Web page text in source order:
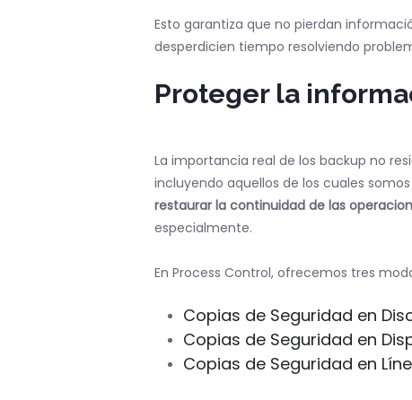
Esto garantiza que no pierdan
desperdicien tiempo resolviendo
Proteger la
La importancia real de los backup no
incluyendo aquellos de los cuales
restaurar la continuidad de las
especialmente.
En Process Control, ofrecemos tres
Copias de Seguridad en
Copias de Seguridad en
Copias de Seguridad en